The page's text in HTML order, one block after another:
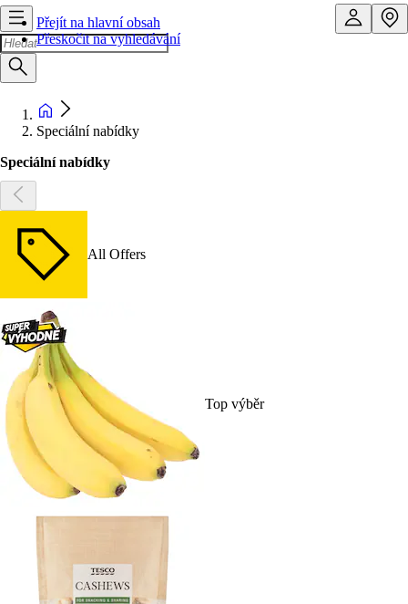
Přejít na hlavní obsah
Přeskočit na vyhledávání
Speciální nabídky
Speciální nabídky
All Offers
Top výběr